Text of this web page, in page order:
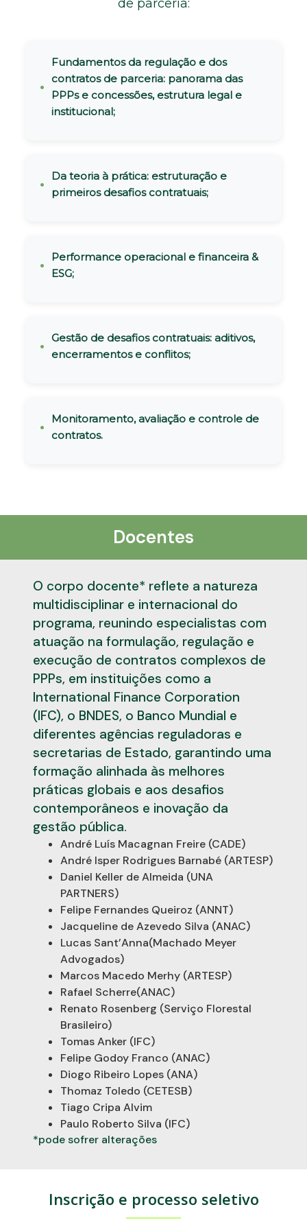
de parceria:
Fundamentos da regulação e dos
contratos de parceria: panorama das
PPPs e concessões, estrutura legal e
institucional;
Da teoria à prática: estruturação e
primeiros desafios contratuais;
Performance operacional e financeira &
ESG;
Gestão de desafios contratuais: aditivos,
encerramentos e conflitos;
Monitoramento, avaliação e controle de
contratos.
Docentes
O corpo docente* reflete a natureza
multidisciplinar e internacional do
programa, reunindo especialistas com
atuação na formulação, regulação e
execução de contratos complexos de
PPPs, em instituições como a
International Finance Corporation
(IFC), o BNDES, o Banco Mundial e
diferentes agências reguladoras e
secretarias de Estado, garantindo uma
formação alinhada às melhores
práticas globais e aos desafios
contemporâneos e inovação da
gestão pública.
André Luís Macagnan Freire (CADE)
André Isper Rodrigues Barnabé (ARTESP)
Daniel Keller de Almeida (UNA
PARTNERS)
Felipe Fernandes Queiroz (ANNT)
Jacqueline de Azevedo Silva (ANAC)
Lucas Sant’Anna(Machado Meyer
Advogados)
Marcos Macedo Merhy (ARTESP)
Rafael Scherre(ANAC)
Renato Rosenberg (Serviço Florestal
Brasileiro)
Tomas Anker (IFC)
Felipe Godoy Franco (ANAC)
Diogo Ribeiro Lopes (ANA)
Thomaz Toledo (CETESB)
Tiago Cripa Alvim
Paulo Roberto Silva (IFC)
*pode sofrer alterações
Inscrição e processo seletivo